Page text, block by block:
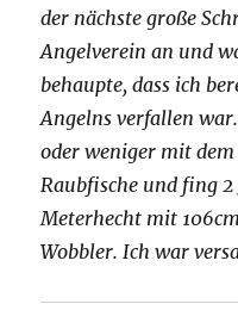
der nächste große
Angelverein an und
behaupte, dass ich
Angelns verfallen
oder weniger mit
Raubfische und fing
Meterhecht mit
Wobbler. Ich war